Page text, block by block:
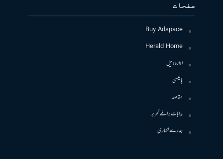
صفحات
Buy Adspace
Herald Home
ادارہ دلیل
پالیسی
مقاصد
ہدایات برائے تحریر
ہمارے لکھاری